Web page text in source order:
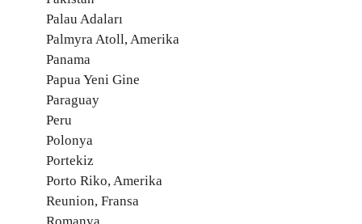
Palau Adaları
Palmyra Atoll, Amerika
Panama
Papua Yeni Gine
Paraguay
Peru
Polonya
Portekiz
Porto Riko, Amerika
Reunion, Fransa
Romanya